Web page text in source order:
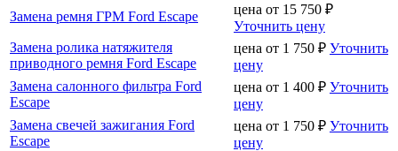
Замена ремня ГРМ Ford Escape
цена от 15 750 ₽
Уточнить цену
Замена ролика натяжителя
приводного ремня Ford Escape
цена от 1 750 ₽ Уточнить
цену
Замена салонного фильтра Ford
Escape
цена от 1 400 ₽ Уточнить
цену
Замена свечей зажигания Ford
Escape
цена от 1 750 ₽ Уточнить
цену